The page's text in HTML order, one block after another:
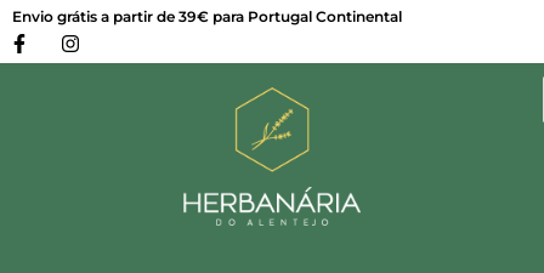
Envio grátis a partir de 39€ para Portugal Continental